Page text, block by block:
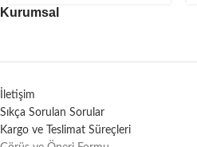
Kurumsal
İletişim
Sıkça Sorulan Sorular
Kargo ve Teslimat Süreçleri